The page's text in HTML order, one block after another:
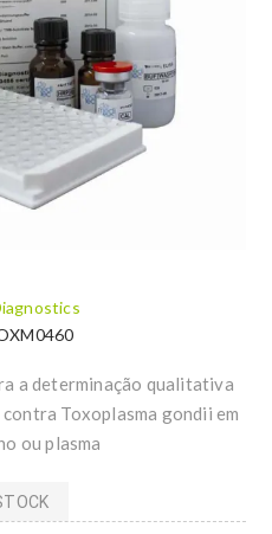
a determinação qualitativa
Toxoplasma gondii em
ou plasma